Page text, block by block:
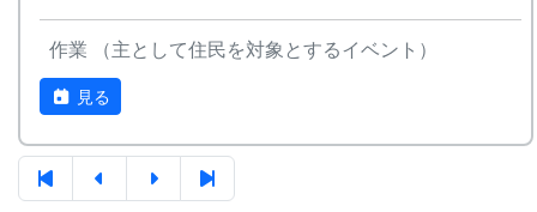
ます。
多可町の宿泊施設を安く利用できます(青年
の家、悠遊館、ハーモニーパークなど)。
多可町の特産品がもらえます(1万円相当)。
地元の新鮮な野菜を購入できます。
田植え、稲刈り時のイベントに参加できま
作業 （主として住民を対象とするイベント）
見る